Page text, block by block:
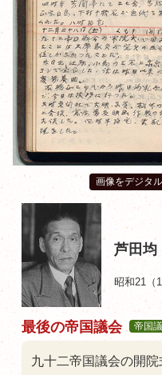
画像をデジタ
芦田均
昭和21（
最後の帝国議会 帝国
九十二帝国議会の開